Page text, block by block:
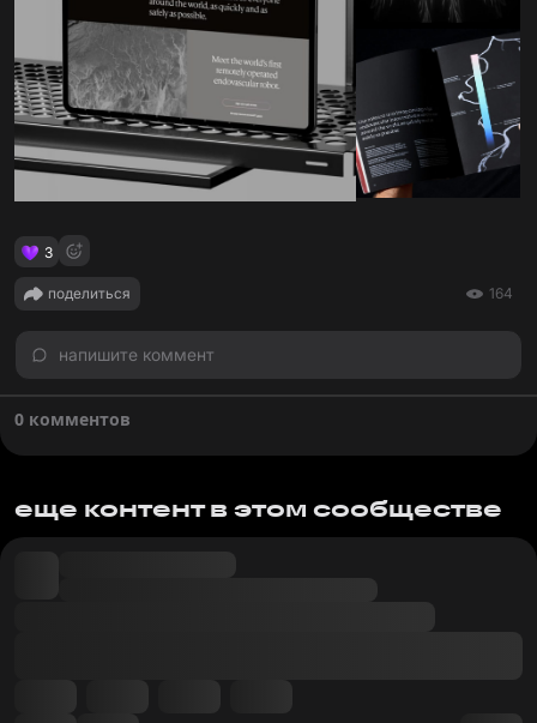
3
поделиться 164
напишите коммент
0 комментов
еще контент в этом сообществе